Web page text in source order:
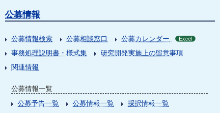
公募情報
公募情報検索 公募相談窓口 公募カレンダー Excel
事務処理説明書・様式集
研究開発実施上の留意事項
関連情報
公募情報一覧
公募予告一覧
公募情報一覧
採択情報一覧